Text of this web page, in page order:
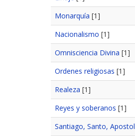
Monarquía [1]
Nacionalismo [1]
Omnisciencia Divina [1]
Ordenes religiosas [1]
Realeza [1]
Reyes y soberanos [1]
Santiago, Santo, Apostol